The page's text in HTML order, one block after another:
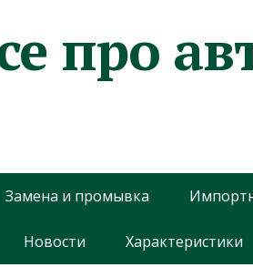
про
Замена и промывка
Новости Характеристики